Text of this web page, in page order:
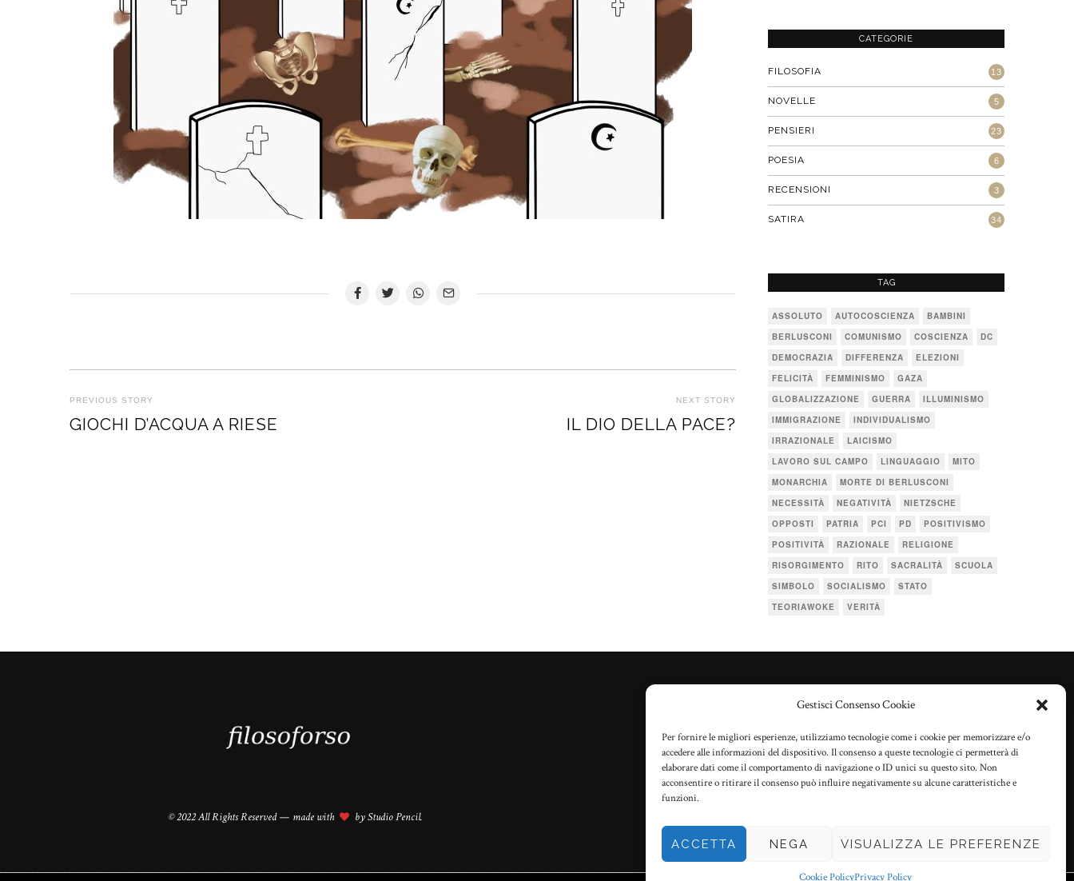
Gestisci Consenso Cookie
Per fornire le migliori esperienze, utilizziamo tecnologie come i cookie per memorizzare e/o
accedere alle informazioni del dispositivo. Il consenso a queste tecnologie ci permetterà di
elaborare dati come il comportamento di navigazione o ID unici su questo sito. Non
acconsentire o ritirare il consenso può influire negativamente su alcune caratteristiche e
funzioni.
ACCETTA NEGA VISUALIZZA LE PREFERENZE
Cookie PolicyPrivacy Policy
NAVIGAZIONE
PREVIOUS STORY
Previous
GIOCHI D’ACQUA A RIESE
NEXT STORY
IL DIO DELLA PACE?
CATEGORIE
FILOSOFIA 13
NOVELLE 5
PENSIERI 23
POESIA 6
RECENSIONI 3
SATIRA 34
TAG
ASSOLUTO AUTOCOSCIENZA
BAMBINI
BERLUSCONI
COMUNISMO COSCIENZA
DC
DEMOCRAZIA
DIFFERENZA
ELEZIONI
FELICITÀ
FEMMINISMO
GAZA
GLOBALIZZAZIONE
GUERRA
ILLUMINISMO
IMMIGRAZIONE
INDIVIDUALISMO
IRRAZIONALE
LAICISMO
LAVORO SUL CAMPO
LINGUAGGIO
MITO
MONARCHIA
MORTE DI BERLUSCONI
NECESSITÀ
NEGATIVITÀ
NIETZSCHE
OPPOSTI
PATRIA PCI PD
POSITIVISMO
POSITIVITÀ
RAZIONALE
RELIGIONE
RISORGIMENTO
RITO SACRALITÀ
SCUOLA
SIMBOLO
SOCIALISMO
STATO
TEORIAWOKE
VERITÀ
© 2022 All Rights Reserved — made with byStudio Pencil.
TERMINI D’USO
PRIVACY POLICY
COOKIE POLICY (UE)